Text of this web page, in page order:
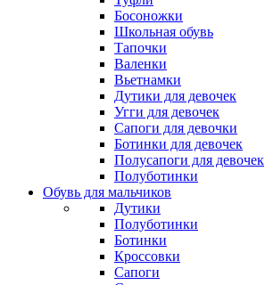
Босоножки
Школьная обувь
Тапочки
Валенки
Вьетнамки
Дутики для девочек
Угги для девочек
Сапоги для девочки
Ботинки для девочек
Полусапоги для девочек
Полуботинки
Обувь для мальчиков
Дутики
Полуботинки
Ботинки
Кроссовки
Сапоги